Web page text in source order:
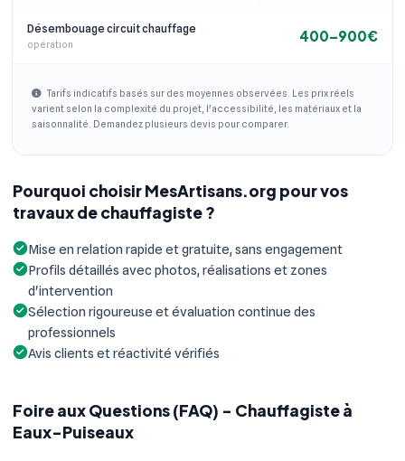
Désembouage circuit chauffage
opération 400–900€
Tarifs indicatifs basés sur des moyennes observées. Les prix réels
varient selon la complexité du projet, l'accessibilité, les matériaux et la
saisonnalité. Demandez plusieurs devis pour comparer.
Pourquoi choisir MesArtisans.org pour vos
travaux de chauffagiste ?
Mise en relation rapide et gratuite, sans engagement
Profils détaillés avec photos, réalisations et zones
d'intervention
Sélection rigoureuse et évaluation continue des
professionnels
Avis clients et réactivité vérifiés
Foire aux Questions (FAQ) - Chauffagiste à
Eaux-Puiseaux